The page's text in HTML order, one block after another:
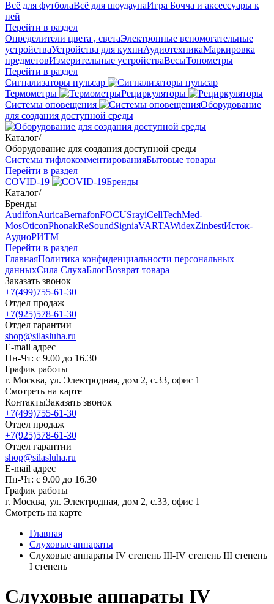
Всё для футболаВсё для шоудаунаИгра Бочча и аксессуары к
ней
Перейти в раздел
Определители цвета , светаЭлектронные вспомогательные
устройстваУстройства для кухниАудиотехникаМаркировка
предметовИзмерительные устройстваВесыТонометры
Перейти в раздел
Сигнализаторы пульсар
Термометры
Рециркуляторы
Cистемы оповещения
Оборудование
для создания доступной среды
Каталог/
Оборудование для создания доступной среды
Системы тифлокомментированияБытовые товары
Перейти в раздел
COVID-19
Бренды
Каталог/
Бренды
AudifonAuricaBernafonFOCUSrayiCellTechMed-
MosOticonPhonakReSoundSigniaVARTAWidexZinbestИсток-
АудиоРИТМ
Перейти в раздел
ГлавнаяПолитика конфиденциальности персональных
данныхСила СлухаБлогВозврат товара
Заказать звонок
+7(499)755-61-30
Отдел продаж
+7(925)578-61-30
Отдел гарантии
shop@silasluha.ru
E-mail адрес
Пн-Чт: с 9.00 до 16.30
График работы
г. Москва, ул. Электродная, дом 2, с.33, офис 1
Смотреть на карте
КонтактыЗаказать звонок
+7(499)755-61-30
Отдел продаж
+7(925)578-61-30
Отдел гарантии
shop@silasluha.ru
E-mail адрес
Пн-Чт: с 9.00 до 16.30
График работы
г. Москва, ул. Электродная, дом 2, с.33, офис 1
Смотреть на карте
Главная
Слуховые аппараты
Слуховые аппараты IV степень III-IV степень III степень
I степень
Слуховые аппараты IV